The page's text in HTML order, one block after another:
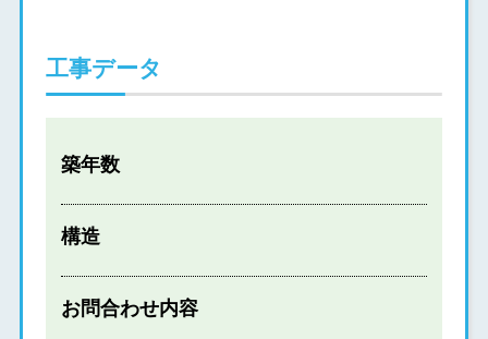
工事データ
築年数
構造
お問合わせ内容